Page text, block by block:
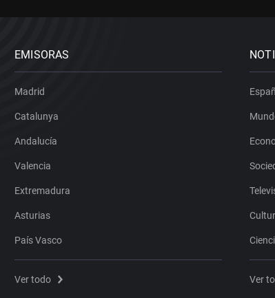
EMISORAS
Madrid
Catalunya
Andalucía
Valencia
Extremadura
Asturias
País Vasco
Ver todo Ver